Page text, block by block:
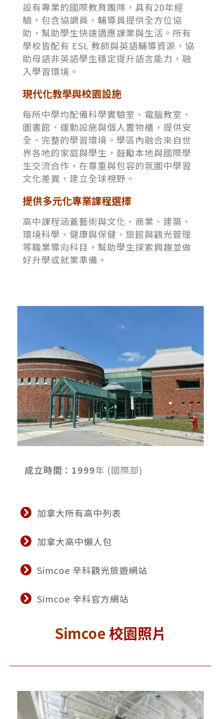
設有專業的國際教育團隊，具有20年經
驗，包含協調員、輔導員提供全方位協
助，幫助學生快速適應課業與生活。所有
學校皆配有 ESL 教師與英語輔導資源，協
助母語非英語學生穩定提升語言能力，融
入學習環境。
現代化教學與校園設施
每所中學均配備科學實驗室、電腦教室、
圖書館、運動設施與個人置物櫃，提供安
全、完整的學習環境。學區內融合來自世
界各地的家庭與學生，鼓勵本地與國際學
生交流合作，在尊重與包容的氛圍中學習
文化差異，建立全球視野。
提供多元化專業課程選擇
高中課程涵蓋藝術與文化、商業、建築、
環境科學、健康與保健、旅館與觀光管理
等職業導向科目，幫助學生探索興趣並做
好升學或就業準備。
成立時間：1999年 (國際部)
加拿大所有高中列表
加拿大高中懶人包
Simcoe 辛科觀光旅遊網站
Simcoe 辛科官方網站
Simcoe校園照片